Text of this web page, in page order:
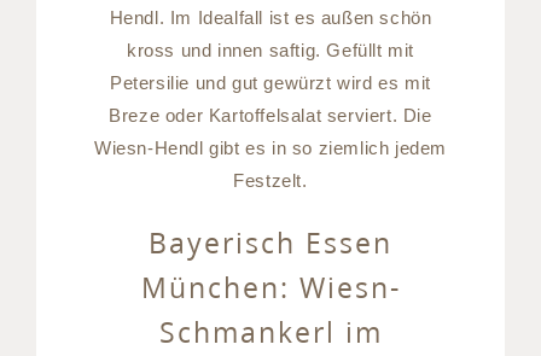
Hendl. Im Idealfall ist es außen schön
kross und innen saftig. Gefüllt mit
Petersilie und gut gewürzt wird es mit
Breze oder Kartoffelsalat serviert. Die
Wiesn-Hendl gibt es in so ziemlich jedem
Festzelt.
Bayerisch Essen
München: Wiesn-
Schmankerl im